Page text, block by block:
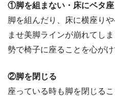
①脚を組まない・床にベタ
脚を組んだり、床に横座り
ませ美脚ラインが崩れてし
勢で椅子に座ることを心がけ
②脚を閉じる
座っている時も脚を閉じる